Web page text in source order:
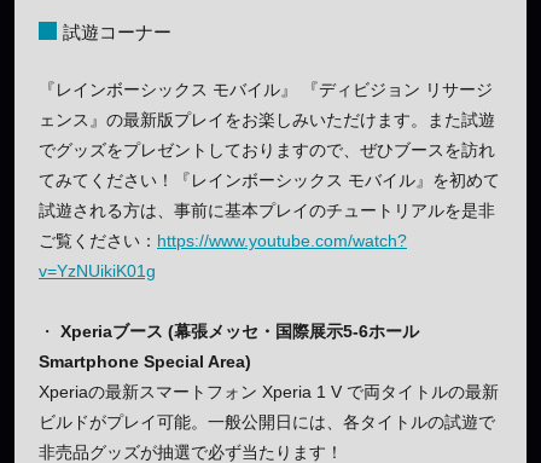
試遊コーナー
『レインボーシックス モバイル』 『ディビジョン リサージ
ェンス』の最新版プレイをお楽しみいただけます。また試遊
でグッズをプレゼントしておりますので、ぜひブースを訪れ
てみてください！『レインボーシックス モバイル』を初めて
試遊される方は、事前に基本プレイのチュートリアルを是非
ご覧ください： https://www.youtube.com/watch?
v=YzNUikiK01g
・ Xperiaブース (幕張メッセ・国際展示5-6ホール
Smartphone Special Area)
Xperiaの最新スマートフォン Xperia 1 V で両タイトルの最新
ビルドがプレイ可能。一般公開日には、各タイトルの試遊で
非売品グッズが抽選で必ず当たります！